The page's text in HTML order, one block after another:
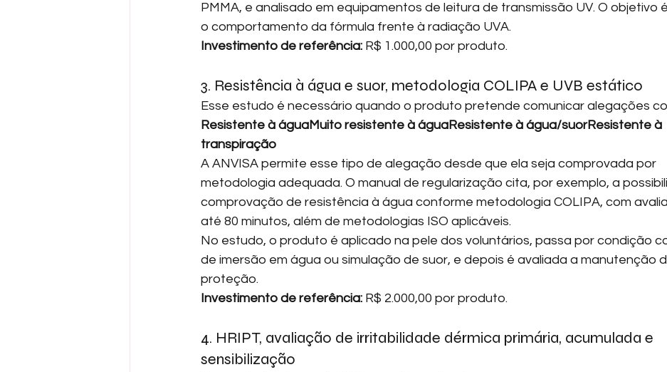
PMMA, e analisado em equipamentos de leitura de transmissão UV. O objetivo
o comportamento da fórmula frente à radiação UVA.
Investimento de referência: R$ 1.000,00 por produto.
3. Resistência à água e suor, metodologia COLIPA e UVB estático
Esse estudo é necessário quando o produto pretende comunicar alegações
Resistente à águaMuito resistente à águaResistente à água/suorResistente à
transpiração
A ANVISA permite esse tipo de alegação desde que ela seja comprovada por
metodologia adequada. O manual de regularização cita, por exemplo, a
comprovação de resistência à água conforme metodologia COLIPA, com
até 80 minutos, além de metodologias ISO aplicáveis.
No estudo, o produto é aplicado na pele dos voluntários, passa por condição
de imersão em água ou simulação de suor, e depois é avaliada a manutenção
proteção.
Investimento de referência: R$ 2.000,00 por produto.
4. HRIPT, avaliação de irritabilidade dérmica primária, acumulada e
sensibilização